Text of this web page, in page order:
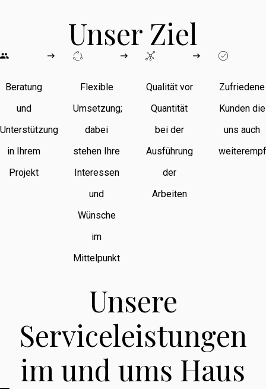
Unser Ziel
Beratung
und
Unterstützung
in Ihrem
Projekt
Flexible
Umsetzung;
dabei
stehen Ihre
Interessen
und
Wünsche
im
Mittelpunkt
Qualität vor
Quantität
bei der
Ausführung
der
Arbeiten
Zufriedene
Kunden die
uns auch
Unsere
Serviceleistungen
im und ums Haus